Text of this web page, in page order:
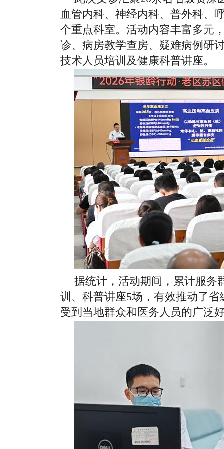
血管内科、神经内科、普外科、
个重点科室。活动内容丰富多元
诊、病房教学查房、疑难病例研
技术人员培训及健康科普讲座。
据统计，活动期间，累计服务
训、科普讲座5场，有效推动了
受到当地群众和医务人员的广泛